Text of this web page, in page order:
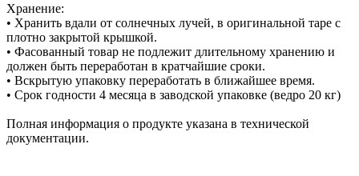
Хранение:
• Хранить вдали от солнечных лучей, в оригинальной таре с
плотно закрытой крышкой.
• Фасованный товар не подлежит длительному хранению и
должен быть переработан в кратчайшие сроки.
• Вскрытую упаковку переработать в ближайшее время.
• Срок годности 4 месяца в заводской упаковке (ведро 20 кг)
Полная информация о продукте указана в технической
документации.